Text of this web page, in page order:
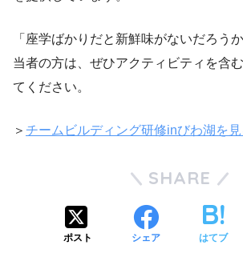
「座学ばかりだと新鮮味がないだろう
当者の方は、ぜひアクティビティを含
てください。
＞ チームビルディング研修inびわ湖を見
SHARE
ポスト シェア はてブ